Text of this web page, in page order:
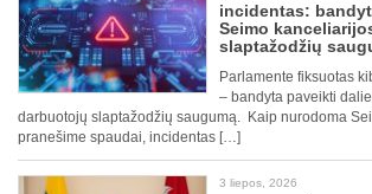
incidentas:
Seimo
slaptažodžių
Parlamente fiksuotas
– bandyta paveikti
darbuotojų slaptažodžių saugumą. Kaip nurodoma
pranešime spaudai, incidentas […]
3 liepos, 2026